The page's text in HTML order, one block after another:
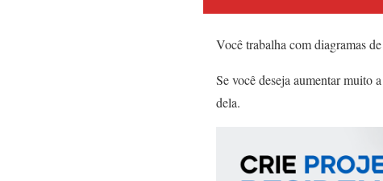
Você trabalha com diagramas
Se você deseja aumentar muito
dela.